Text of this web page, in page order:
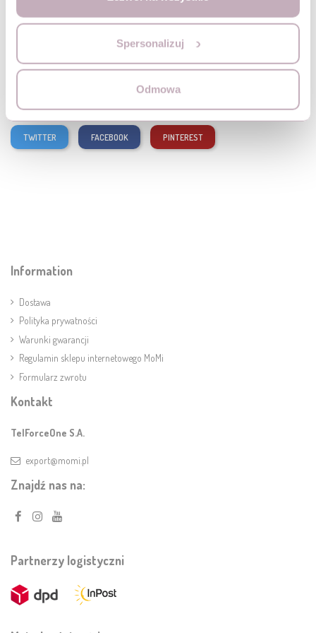
Spersonalizuj
Odmowa
jeździki, udostępnia szczegółowe opisy produktów oraz rekomendacje
wiekowe, co znacząco ułatwia decyzję zakupową.
TWITTER FACEBOOK PINTEREST
Information
Dostawa
Polityka prywatności
Warunki gwarancji
Regulamin sklepu internetowego MoMi
Formularz zwrotu
Kontakt
TelForceOne S.A.
export@momi.pl
Znajdź nas na:
Partnerzy logistyczni